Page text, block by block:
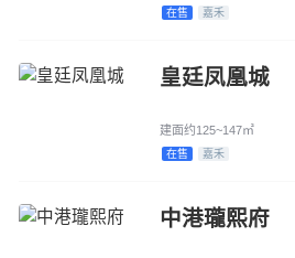
在售 嘉禾
皇廷凤凰城
建面约125~147㎡
在售 嘉禾
中港瓏熙府